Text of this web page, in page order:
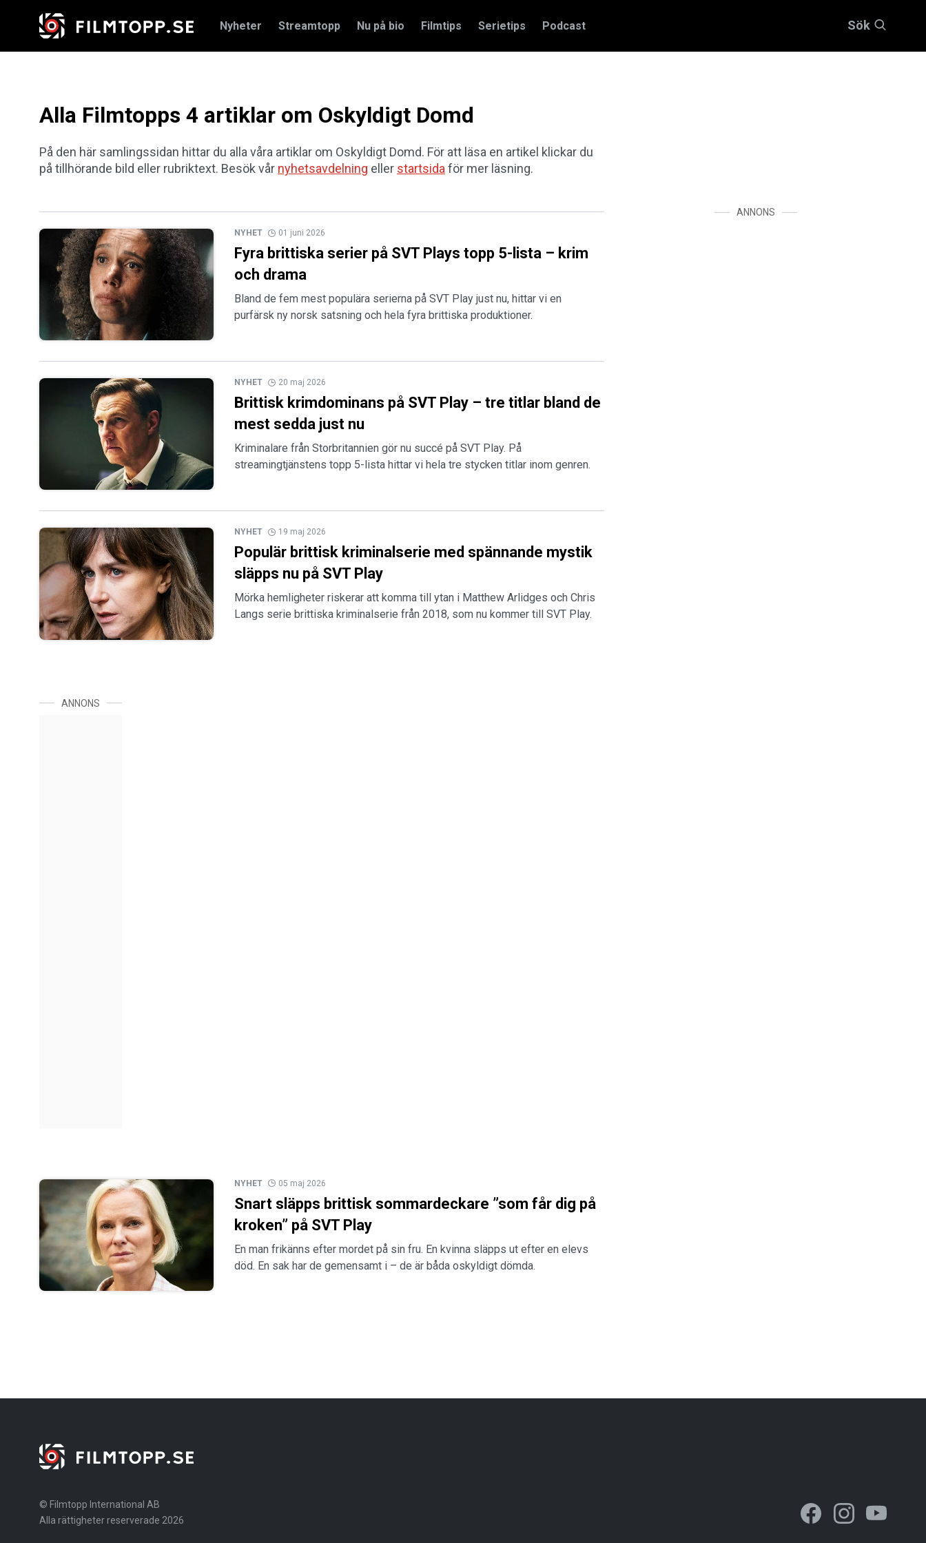
Nyheter Streamtopp Nu på bio Filmtips Serietips Podcast Sök
Alla Filmtopps 4 artiklar om Oskyldigt Domd
På den här samlingssidan hittar du alla våra artiklar om Oskyldigt Domd. För att läsa en artikel klickar du
på tillhörande bild eller rubriktext. Besök vår nyhetsavdelning eller startsida för mer läsning.
NYHET 01 juni 2026
Fyra brittiska serier på SVT Plays topp 5-lista – krim
och drama
Bland de fem mest populära serierna på SVT Play just nu, hittar vi en
purfärsk ny norsk satsning och hela fyra brittiska produktioner.
NYHET 20 maj 2026
Brittisk krimdominans på SVT Play – tre titlar bland de
mest sedda just nu
Kriminalare från Storbritannien gör nu succé på SVT Play. På
streamingtjänstens topp 5-lista hittar vi hela tre stycken titlar inom genren.
NYHET 19 maj 2026
Populär brittisk kriminalserie med spännande mystik
släpps nu på SVT Play
Mörka hemligheter riskerar att komma till ytan i Matthew Arlidges och Chris
Langs serie brittiska kriminalserie från 2018, som nu kommer till SVT Play.
ANNONS
NYHET 05 maj 2026
Snart släpps brittisk sommardeckare ”som får dig på
kroken” på SVT Play
En man frikänns efter mordet på sin fru. En kvinna släpps ut efter en elevs
död. En sak har de gemensamt i – de är båda oskyldigt dömda.
ANNONS
© Filmtopp International AB
Alla rättigheter reserverade 2026